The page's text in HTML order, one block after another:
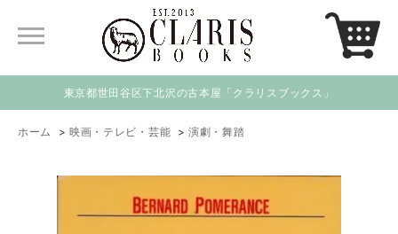
東京都世田谷区下北沢の古本屋「クラリスブックス」
ホーム > 映画・テレビ・芸能 >演劇・舞踏